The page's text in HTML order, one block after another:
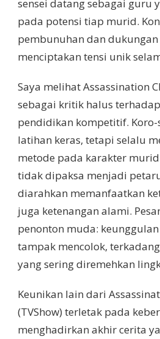
sensei datang sebagai guru
pada potensi tiap murid.
pembunuhan dan
menciptakan tensi unik
Saya melihat Assassination
sebagai kritik halus
pendidikan kompetitif. Koro-
latihan keras, tetapi selalu
metode pada karakter
tidak dipaksa menjadi
diarahkan memanfaatkan
juga ketenangan alami.
penonton muda:
tampak mencolok,
yang sering diremehkan
Keunikan lain dari
(TVShow) terletak pada
menghadirkan akhir cerita